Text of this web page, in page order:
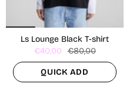
Ls Lounge Black T-shirt
€40,00
€80,00
QUICK ADD